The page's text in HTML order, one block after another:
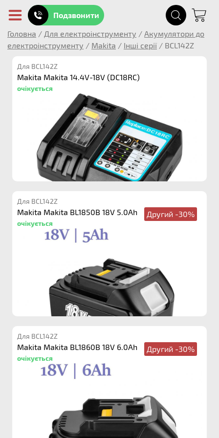
Подзвонити
Головна / Для електроінструменту / Акумулятори до
електроінструменту / Makita / Інші серії / BCL142Z
Для BCL142Z
Makita Makita 14.4V-18V (DC18RC)
очікується
Для BCL142Z
Makita Makita BL1850B 18V 5.0Ah
очікується
Другий -30%
Для BCL142Z
Makita Makita BL1860B 18V 6.0Ah
очікується
Другий -30%